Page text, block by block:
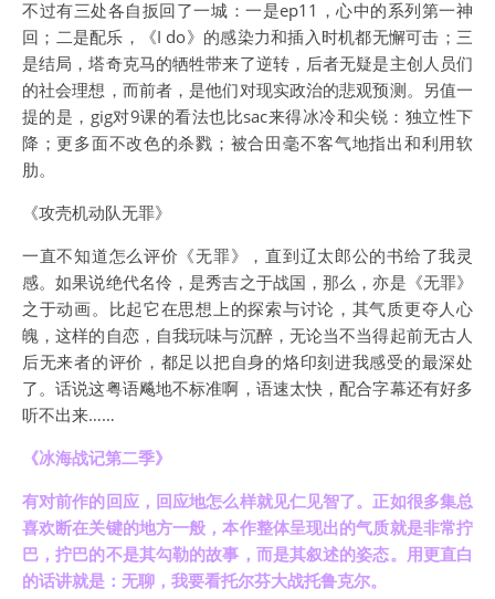
不过有三处各自扳回了一城：一是ep11，心中的系列第一神
回；二是配乐，《I do》的感染力和插入时机都无懈可击；三
是结局，塔奇克马的牺牲带来了逆转，后者无疑是主创人员们
的社会理想，而前者，是他们对现实政治的悲观预测。另值一
提的是，gig对9课的看法也比sac来得冰冷和尖锐：独立性下
降；更多面不改色的杀戮；被合田毫不客气地指出和利用软
肋。
《攻壳机动队无罪》
一直不知道怎么评价《无罪》，直到辽太郎公的书给了我灵
感。如果说绝代名伶，是秀吉之于战国，那么，亦是《无罪》
之于动画。比起它在思想上的探索与讨论，其气质更夺人心
魄，这样的自恋，自我玩味与沉醉，无论当不当得起前无古人
后无来者的评价，都足以把自身的烙印刻进我感受的最深处
了。话说这粤语飚地不标准啊，语速太快，配合字幕还有好多
听不出来……
《冰海战记第二季》
有对前作的回应，回应地怎么样就见仁见智了。正如很多集总
喜欢断在关键的地方一般，本作整体呈现出的气质就是非常拧
巴，拧巴的不是其勾勒的故事，而是其叙述的姿态。用更直白
的话讲就是：无聊，我要看托尔芬大战托鲁克尔。